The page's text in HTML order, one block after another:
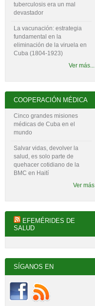
tuberculosis era un mal
devastador
La vacunación: estrategia
fundamental en la
eliminación de la viruela en
Cuba (1804-‍1923)
Ver más...
COOPERACIÓN MÉDICA
Cinco grandes misiones
médicas de Cuba en el
mundo
Salvar vidas, devolver la
salud, es solo parte de
quehacer cotidiano de la
BMC en Haití
Ver más
EFEMÉRIDES DE
SALUD
SÍGANOS EN